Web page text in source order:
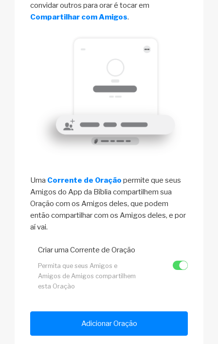
convidar outros para orar é tocar em
Compartilhar com Amigos.
Uma Corrente de Oração permite que seus
Amigos do App da Bíblia compartilhem sua
Oração com os Amigos deles, que podem
então compartilhar com os Amigos deles, e por
aí vai.
Criar uma Corrente de Oração
Permita que seus Amigos e
Amigos de Amigos compartilhem
esta Oração
Adicionar Oração